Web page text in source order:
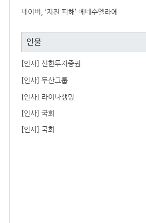
네이버, ‘지진 피해’ 베네수엘라에
인물
[인사] 신한투자증권
[인사] 두산그룹
[인사] 라이나생명
[인사] 국회
[인사] 국회